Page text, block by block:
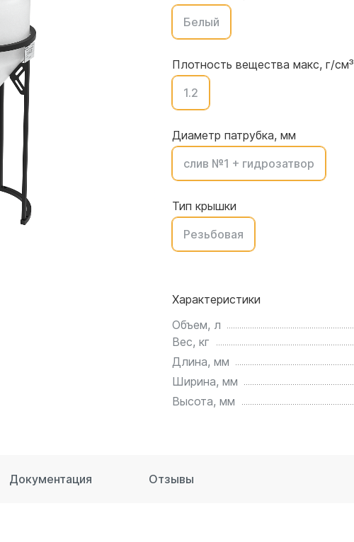
воды 4000 литров
воды 3000 литров
воды 2500 литров
воды 2000 литров
воды 1500 литров
воды 1000 литров
воды 750 литров
воды 600 литров
воды 500 литров
для воды 400 литров
воды 300 литров
ЦКТ для ферментации
Белый
Плотность вещества макс, г/см³
1.2
Диаметр патрубка, мм
слив №1 + гидрозатвор
Тип крышки
Резьбовая
Характеристики
Объем, л
Вес, кг
Длина, мм
Ширина, мм
Высота, мм
Документация Отзывы